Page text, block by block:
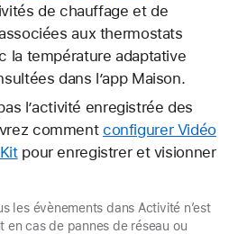
de chauffage et de
aux thermostats
la température adaptative
dans l’app Maison.
l’activité enregistrée des
comment configurer Vidéo
pour enregistrer et visionner
les évènements dans Activité n’est
en cas de pannes de réseau ou